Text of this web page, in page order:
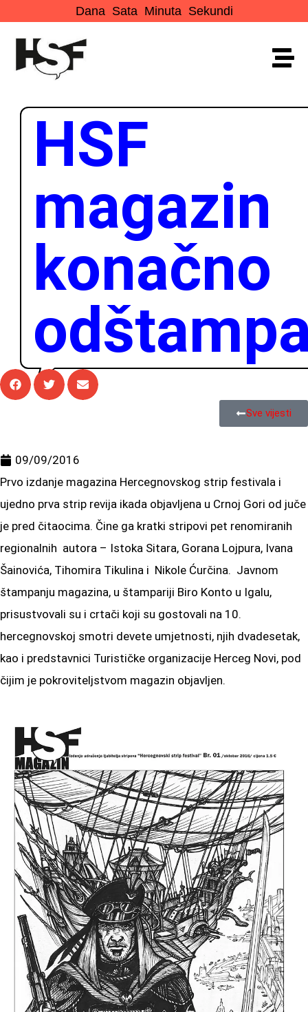
Dana Sata Minuta Sekundi
HSF
magazin
konačno
Sve vijesti
09/09/2016
Prvo izdanje magazina Hercegnovskog strip festivala i
ujedno prva strip revija ikada objavljena u Crnoj Gori od juče
je pred čitaocima. Čine ga kratki stripovi pet renomiranih
regionalnih autora – Istoka Sitara, Gorana Lojpura, Ivana
Šainovića, Tihomira Tikulina i Nikole Ćurčina. Javnom
štampanju magazina, u štampariji Biro Konto u Igalu,
prisustvovali su i crtači koji su gostovali na 10.
hercegnovskoj smotri devete umjetnosti, njih dvadesetak,
kao i predstavnici Turističke organizacije Herceg Novi, pod
čijim je pokroviteljstvom magazin objavljen.